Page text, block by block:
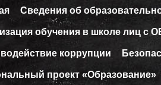
Сведения об
обучения в школе лиц с
коррупции
проект «Образование»